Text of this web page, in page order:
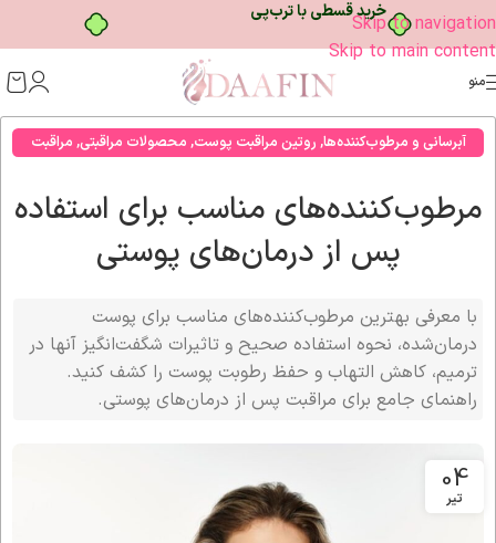
Skip to navigation
Skip to main content
منو
آبرسانی و مرطوب‌کننده‌ها, روتین مراقبت پوست, محصولات مراقبتی, مراقبت
مرطوب‌کننده‌های مناسب برای استفاده
پس از درمان‌های پوستی
با معرفی بهترین مرطوب‌کننده‌های مناسب برای پوست
درمان‌شده، نحوه استفاده صحیح و تاثیرات شگفت‌انگیز آنها در
ترمیم، کاهش التهاب و حفظ رطوبت پوست را کشف کنید.
راهنمای جامع برای مراقبت پس از درمان‌های پوستی.
04
تیر